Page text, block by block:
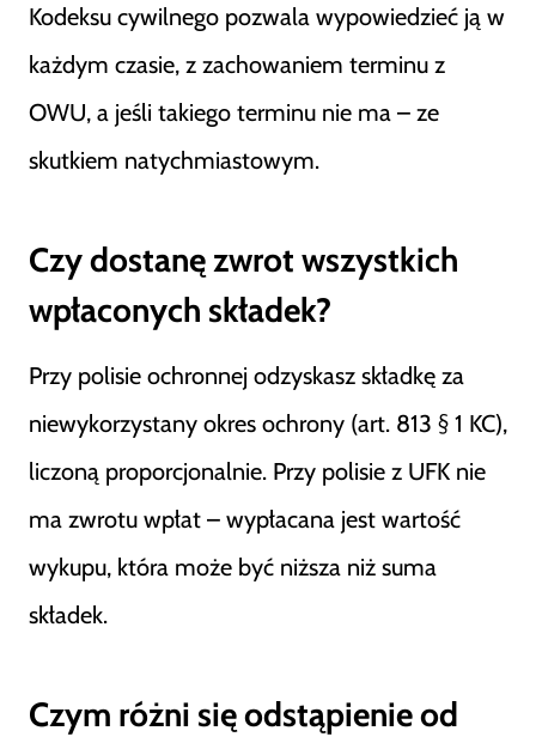
Kodeksu cywilnego pozwala wypowiedzieć ją w
każdym czasie, z zachowaniem terminu z
OWU, a jeśli takiego terminu nie ma – ze
skutkiem natychmiastowym.
Czy dostanę zwrot wszystkich
wpłaconych składek?
Przy polisie ochronnej odzyskasz składkę za
niewykorzystany okres ochrony (art. 813 § 1 KC),
liczoną proporcjonalnie. Przy polisie z UFK nie
ma zwrotu wpłat – wypłacana jest wartość
wykupu, która może być niższa niż suma
składek.
Czym różni się odstąpienie od